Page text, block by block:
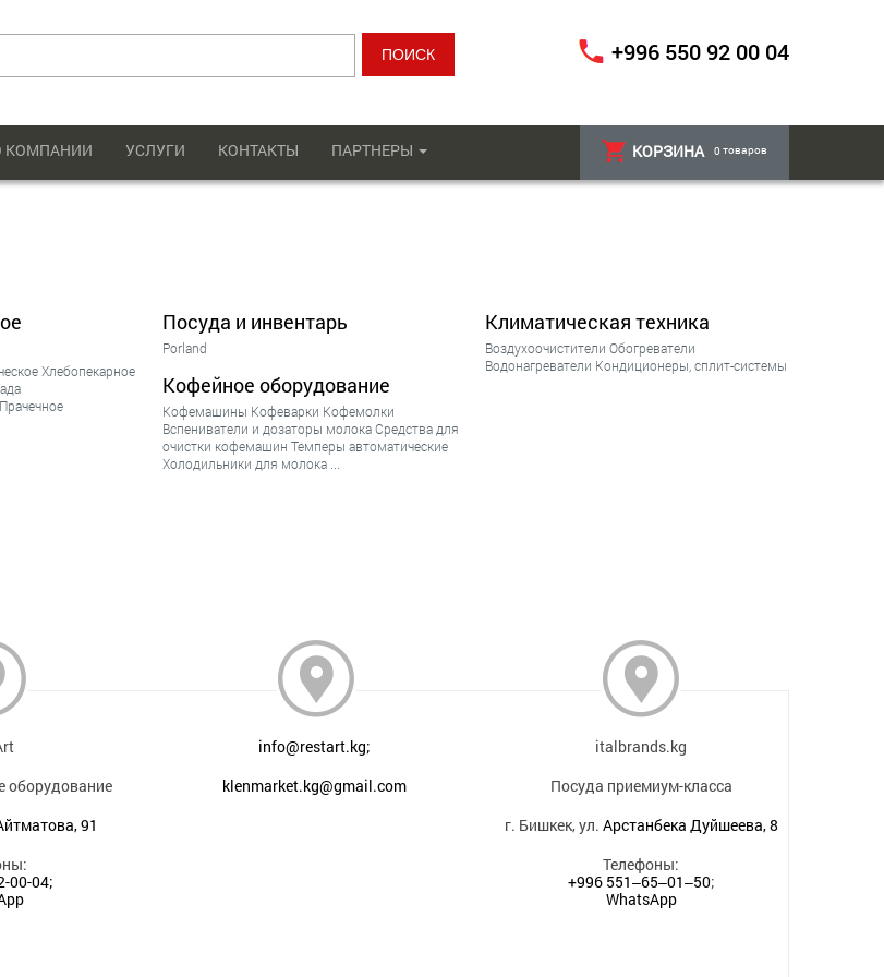
+996 550 92 00 04
КОМПАНИИ УСЛУГИ КОНТАКТЫ ПАРТНЕРЫ КОРЗИНА 0 товаров
Хлебопекарное
Прачечное
Посуда и инвентарь
Porland
Кофейное оборудование
Кофемашины Кофеварки Кофемолки
Вспениватели и дозаторы молока Средства для
очистки кофемашин Темперы автоматические
Холодильники для молока
Климатическая техника
Воздухоочистители Обогреватели
Водонагреватели Кондиционеры, сплит-системы
оборудование
91
00-04;
info@restart.kg;
klenmarket.kg@gmail.com
italbrands.kg
Посуда приемиум-класса
г. Бишкек, ул. Арстанбека Дуйшеева, 8
Телефоны:
+996 551‒65‒01‒50;
WhatsApp